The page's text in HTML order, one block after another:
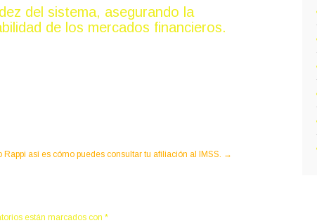
del sistema, asegurando la
de los mercados financieros.
Rappi así es cómo puedes consultar tu afiliación al IMSS. →
están marcados con *